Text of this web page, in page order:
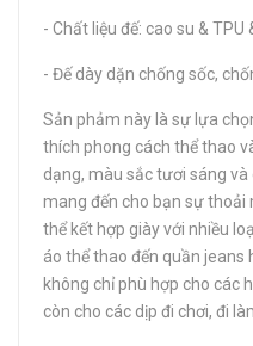
- Chất liệu đế: cao su & TPU
- Đế dày dặn chống sốc,
Sản phảm này là sự lựa
thích phong cách thể thao
dạng, màu sắc tươi sáng
mang đến cho bạn sự thoải
thể kết hợp giày với nhiều
áo thể thao đến quần jeans
không chỉ phù hợp cho các
còn cho các dịp đi chơi, đi